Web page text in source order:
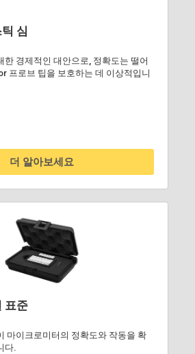
심
한 경제적인 대안으로, 정확도는 떨어
프로브 팁을 보호하는 데 이상적입니
더 알아보세요
표준
마이크로미터의 정확도와 작동을 확
다.